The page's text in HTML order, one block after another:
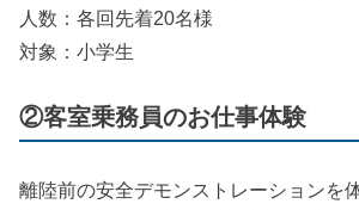
人数：各回先着20名様
対象：小学生
②客室乗務員のお仕事体験
離陸前の安全デモンストレーションを